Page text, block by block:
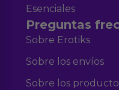
Esenciales
Preguntas
Sobre Erotiks
Sobre los envíos
Sobre los